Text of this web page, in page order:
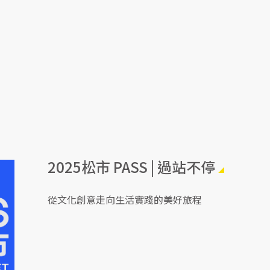
2025松市 PASS | 過站不停
從文化創意走向生活實踐的美好旅程